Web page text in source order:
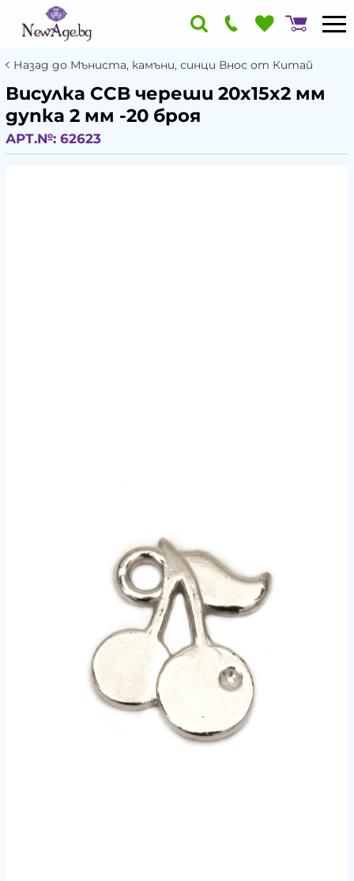
Назад до Мъниста, камъни, синци Внос от Китай
Висулка CCB череши 20x15x2 мм
дупка 2 мм -20 броя
АРТ.№: 62623